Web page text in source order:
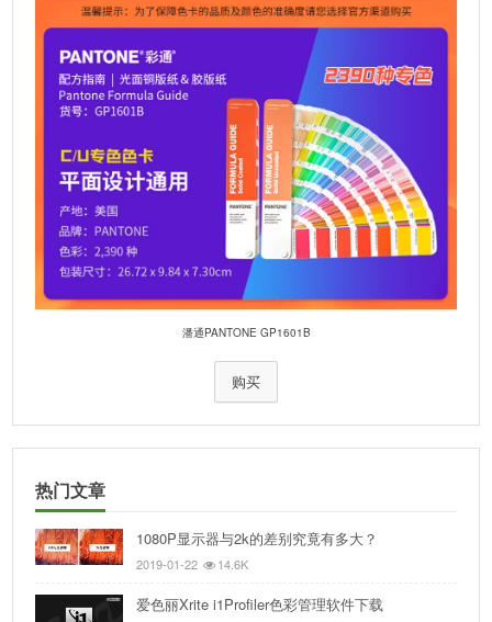
潘通PANTONE GP1601B
购买
热门文章
1080P显示器与2k的差别究竟有多大？
2019-01-22 14.6K
爱色丽Xrite i1Profiler色彩管理软件下载